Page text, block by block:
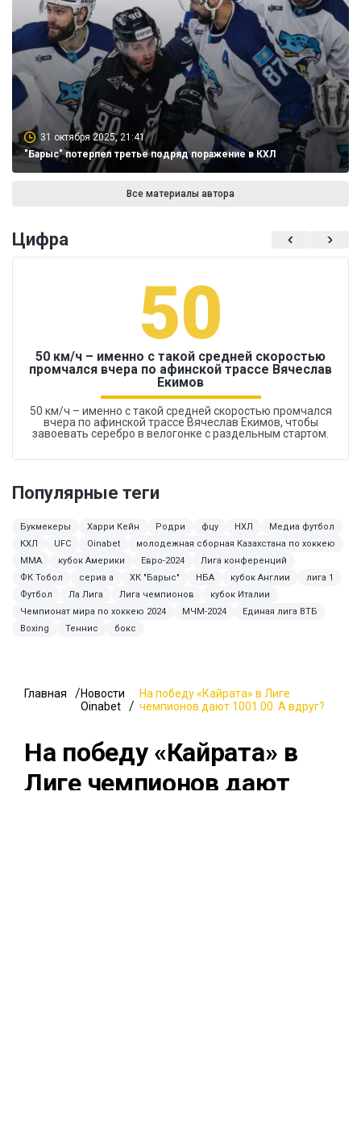
31 октября 2025, 21:41
"Барыс" потерпел третье подряд поражение в КХЛ
Все материалы автора
Цифра
50
50 км/ч – именно с такой средней скоростью
промчался вчера по афинской трассе Вячеслав
Екимов
50 км/ч – именно с такой средней скоростью промчался
вчера по афинской трассе Вячеслав Екимов, чтобы
завоевать серебро в велогонке с раздельным стартом.
Популярные теги
Букмекеры Харри Кейн Родри фцу НХЛ
Медиа футбол
КХЛ
UFC Oinabet
молодежная сборная Казахстана по хоккею
MMA
кубок Америки Евро-2024
Лига конференций
ФК Тобол
сериа а ХК "Барыс" НБА кубок Англии
лига 1
Футбол
Ла Лига Лига чемпионов
кубок Италии
Чемпионат мира по хоккею 2024
МЧМ-2024
Единая лига ВТБ
Boxing
Теннис бокс
Главная
Новости
Oinabet
На победу «Кайрата» в Лиге
чемпионов дают 1001.00. А вдруг?
На победу «Кайрата» в
Лиге чемпионов дают